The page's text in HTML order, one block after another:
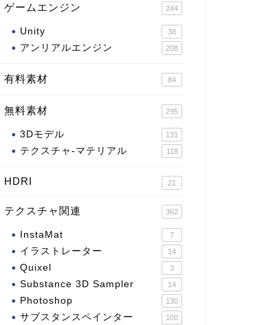
ゲームエンジン 244
Unity 38
アンリアルエンジン 208
有料素材 84
無料素材 295
3Dモデル 131
テクスチャ-マテリアル 118
HDRI 21
テクスチャ関連 362
InstaMat 7
イラストレーター 14
Quixel 3
Substance 3D Sampler 14
Photoshop 130
サブスタンスペインター 100